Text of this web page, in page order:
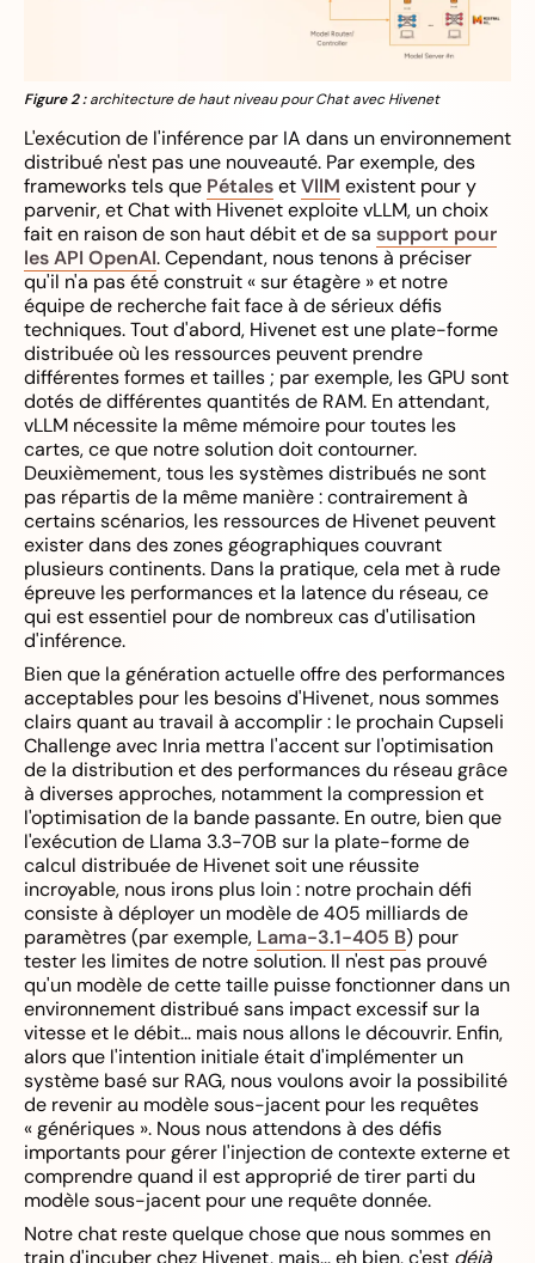
Figure 2 :architecture de haut niveau pour Chat avec Hivenet
L'exécution de l'inférence par IA dans un environnement
distribué n'est pas une nouveauté. Par exemple, des
frameworks tels que PétalesetVllM existent pour y
parvenir, et Chat with Hivenet exploite vLLM, un choix
fait en raison de son haut débit et de sa support pour
les API OpenAI. Cependant, nous tenons à préciser
qu'il n'a pas été construit « sur étagère » et notre
équipe de recherche fait face à de sérieux défis
techniques. Tout d'abord, Hivenet est une plate-forme
distribuée où les ressources peuvent prendre
différentes formes et tailles ; par exemple, les GPU sont
dotés de différentes quantités de RAM. En attendant,
vLLM nécessite la même mémoire pour toutes les
cartes, ce que notre solution doit contourner.
Deuxièmement, tous les systèmes distribués ne sont
pas répartis de la même manière : contrairement à
certains scénarios, les ressources de Hivenet peuvent
exister dans des zones géographiques couvrant
plusieurs continents. Dans la pratique, cela met à rude
épreuve les performances et la latence du réseau, ce
qui est essentiel pour de nombreux cas d'utilisation
d'inférence.
Bien que la génération actuelle offre des performances
acceptables pour les besoins d'Hivenet, nous sommes
clairs quant au travail à accomplir : le prochain Cupseli
Challenge avec Inria mettra l'accent sur l'optimisation
de la distribution et des performances du réseau grâce
à diverses approches, notamment la compression et
l'optimisation de la bande passante. En outre, bien que
l'exécution de Llama 3.3-70B sur la plate-forme de
calcul distribuée de Hivenet soit une réussite
incroyable, nous irons plus loin : notre prochain défi
consiste à déployer un modèle de 405 milliards de
paramètres (par exemple, Lama-3.1-405 B) pour
tester les limites de notre solution. Il n'est pas prouvé
qu'un modèle de cette taille puisse fonctionner dans un
environnement distribué sans impact excessif sur la
vitesse et le débit... mais nous allons le découvrir. Enfin,
alors que l'intention initiale était d'implémenter un
système basé sur RAG, nous voulons avoir la possibilité
de revenir au modèle sous-jacent pour les requêtes
« génériques ». Nous nous attendons à des défis
importants pour gérer l'injection de contexte externe et
comprendre quand il est approprié de tirer parti du
modèle sous-jacent pour une requête donnée.
Notre chat reste quelque chose que nous sommes en
train d'incuber chez Hivenet, mais... eh bien, c'est déjà